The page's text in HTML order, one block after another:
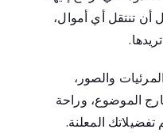
أن تنتقل أي أموال،
والصور،
الموضوع، وراحة
المعلنة.